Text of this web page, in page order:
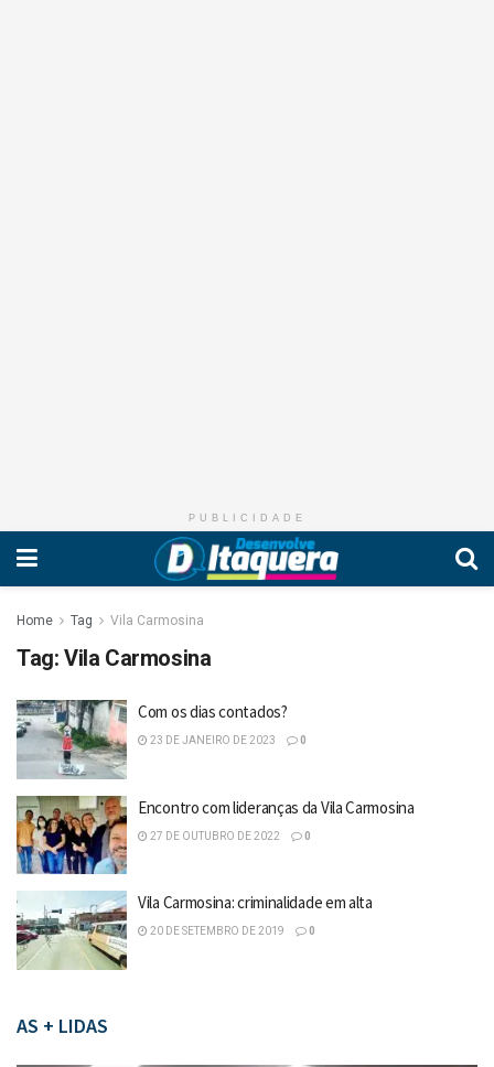
PUBLICIDADE
Home Tag Vila Carmosina
Tag: Vila Carmosina
Com os dias contados?
23 DE JANEIRO DE 2023 0
Encontro com lideranças da Vila Carmosina
27 DE OUTUBRO DE 2022 0
Vila Carmosina: criminalidade em alta
20 DE SETEMBRO DE 2019 0
AS + LIDAS